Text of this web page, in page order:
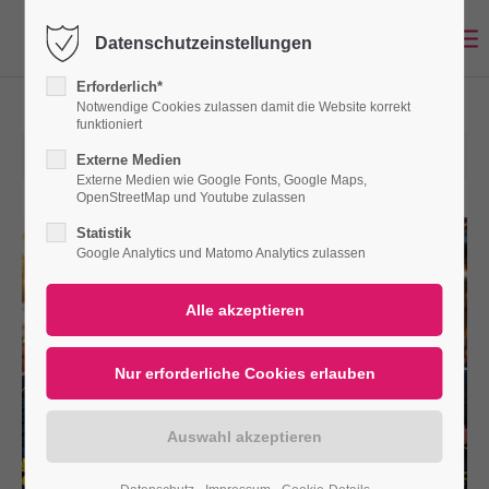
Login
Benutzername
Anmelden
|Lost your password?
Support
03.07.2026 12:00
Datenschutzeinstellungen
Erforderlich*
Notwendige Cookies zulassen damit die Website korrekt
funktioniert
Externe Medien
Externe Medien wie Google Fonts, Google Maps,
OpenStreetMap und Youtube zulassen
Statistik
Google Analytics und Matomo Analytics zulassen